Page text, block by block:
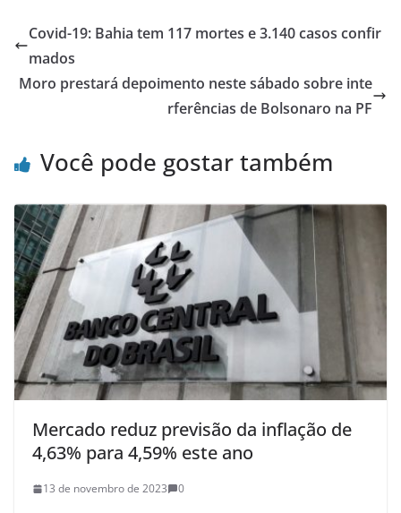
Covid-19: Bahia tem 117 mortes e 3.140 casos confir
mados
Moro prestará depoimento neste sábado sobre inte
rferências de Bolsonaro na PF
Você pode gostar também
Mercado reduz previsão da inflação de
4,63% para 4,59% este ano
13 de novembro de 2023 0